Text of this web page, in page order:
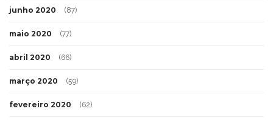
junho 2020 (87)
maio 2020 (77)
abril 2020 (66)
março 2020 (59)
fevereiro 2020 (62)